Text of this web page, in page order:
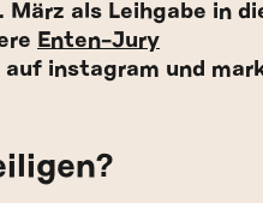
März als Leihgabe in
Enten-Jury
auf instagram und